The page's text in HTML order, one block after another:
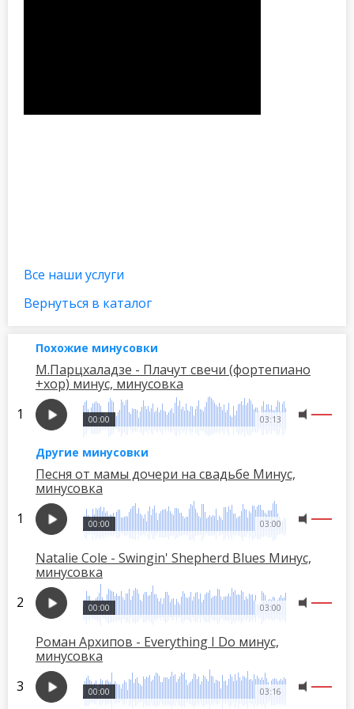
Все наши услуги
Вернуться в каталог
Похожие минусовки
М.Парцхаладзе - Плачут свечи (фортепиано
+хор) минус, минусовка
03:13
00:00
Другие минусовки
Песня от мамы дочери на свадьбе Минус,
минусовка
03:00
00:00
Natalie Cole - Swingin' Shepherd Blues Минус,
минусовка
03:00
00:00
Роман Архипов - Everything I Do минус,
минусовка
03:16
00:00